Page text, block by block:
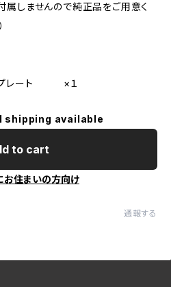
属しませんので純正品をご用意く
ルプレート ×１
shipping available
to cart
お住まいの方向け
通報する